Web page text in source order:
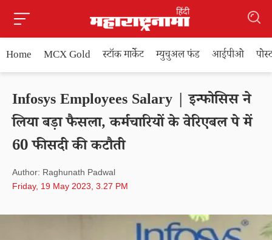
Home MCX Gold स्टॉक मार्केट म्युचुअल फंड आईपीओ
Infosys Employees Salary | इन्फोसिस ने
लिया बड़ा फैसला, कर्मचारियों के वेरिएबल पे में
60 फीसदी की कटौती
Author: Raghunath Padwal
Friday, 19 May 2023, 3.27 PM